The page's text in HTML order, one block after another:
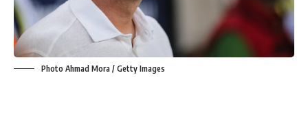
Photo Ahmad Mora / Getty Images